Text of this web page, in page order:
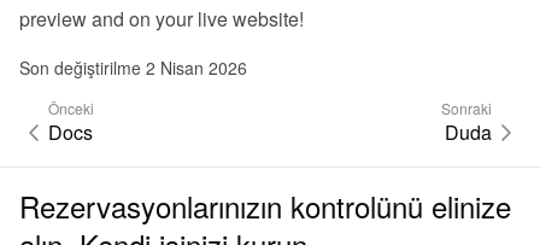
preview and on your live website!
Son değiştirilme 2 Nisan 2026
Önceki
Docs
Sonraki
Duda
Rezervasyonlarınızın kontrolünü elinize